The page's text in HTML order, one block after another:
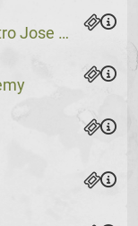
Lucio Da Silva